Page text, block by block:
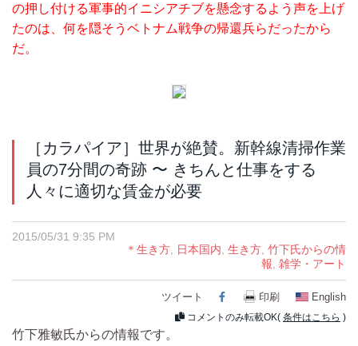
の押し付ける軍事的イニシアチブを懸念するよう声を上げ
たのは、何を隠そうベトナム戦争の帰還兵らだったから
だ。
［カラパイア］世界が絶賛。新幹線清掃作業
員の7分間の奇跡 〜 きちんと仕事をする
人々に適切な賃金が必要
2015/05/31 9:35 PM
＊生き方
日本国内 生き方 竹下氏からの情
報 雑学・アート
ツイート Facebook
印刷 English
コメントのみ転載OK( 条件はこちら )
竹下雅敏氏からの情報です。